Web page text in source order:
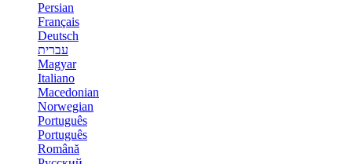
Persian
Français
Deutsch
עברית
Magyar
Italiano
Macedonian
Norwegian
Português
Português
Română